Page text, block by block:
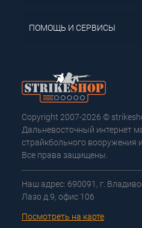
ПОМОЩЬ И СЕРВИСЫ
Copyright 2007-2026 ©
Дальневосточный интернет
страйкбольного вооружения
Все права защищены.
Наш адрес: 690091, г.
Лазо д.9, офис 106
Посмотреть на карте